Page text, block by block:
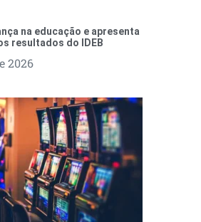
na educação e apresenta
resultados do IDEB
2026